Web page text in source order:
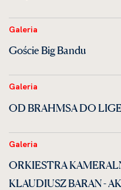
Galeria
Goście Big Bandu
Galeria
OD BRAHMSA DO
Galeria
ORKIESTRA
KLAUDIUSZ BARAN -